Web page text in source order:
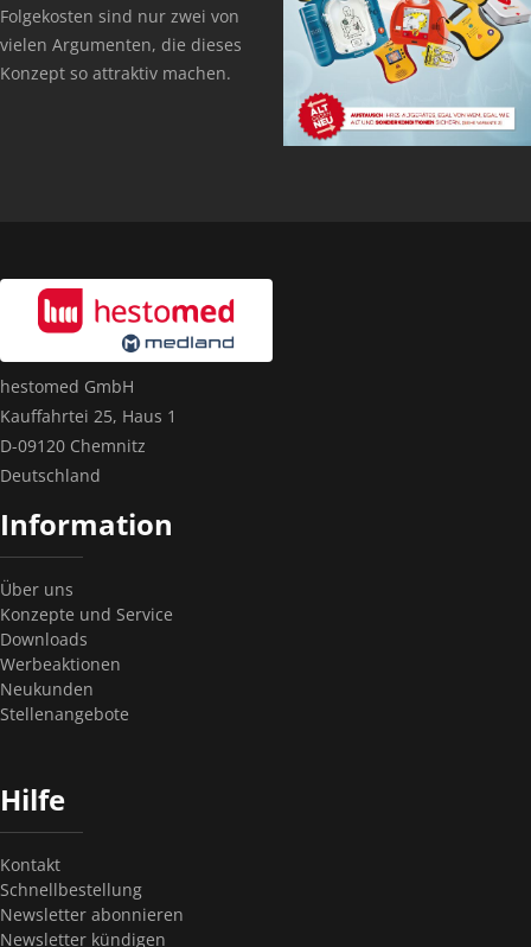
Folgekosten sind nur zwei von
vielen Argumenten, die dieses
Konzept so attraktiv machen.
hestomed GmbH
Kauffahrtei 25, Haus 1
D-09120 Chemnitz
Deutschland
Information
Über uns
Konzepte und Service
Downloads
Werbeaktionen
Neukunden
Stellenangebote
Hilfe
Kontakt
Schnellbestellung
Newsletter abonnieren
Newsletter kündigen